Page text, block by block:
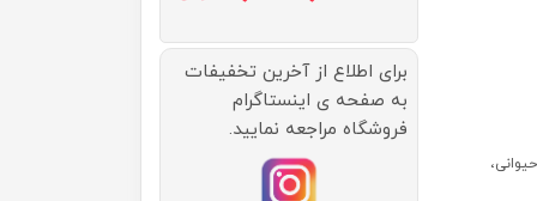
برای اطلاع از آخرین تخفیفات
به صفحه ی اینستاگرام
فروشگاه مراجعه نمایید.